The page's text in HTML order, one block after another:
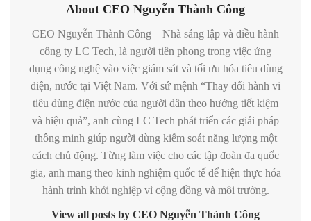
About CEO Nguyễn Thành Công
CEO Nguyễn Thành Công – Nhà sáng lập và điều hành
công ty LC Tech, là người tiên phong trong việc ứng
dụng công nghệ vào việc giám sát và tối ưu hóa tiêu dùng
điện, nước tại Việt Nam. Với sứ mệnh “Thay đổi hành vi
tiêu dùng điện nước của người dân theo hướng tiết kiệm
và hiệu quả”, anh cùng LC Tech phát triển các giải pháp
thông minh giúp người dùng kiểm soát năng lượng một
cách chủ động. Từng làm việc cho các tập đoàn đa quốc
gia, anh mang theo kinh nghiệm quốc tế để hiện thực hóa
hành trình khởi nghiệp vì cộng đồng và môi trường.
View all posts by CEO Nguyễn Thành Công